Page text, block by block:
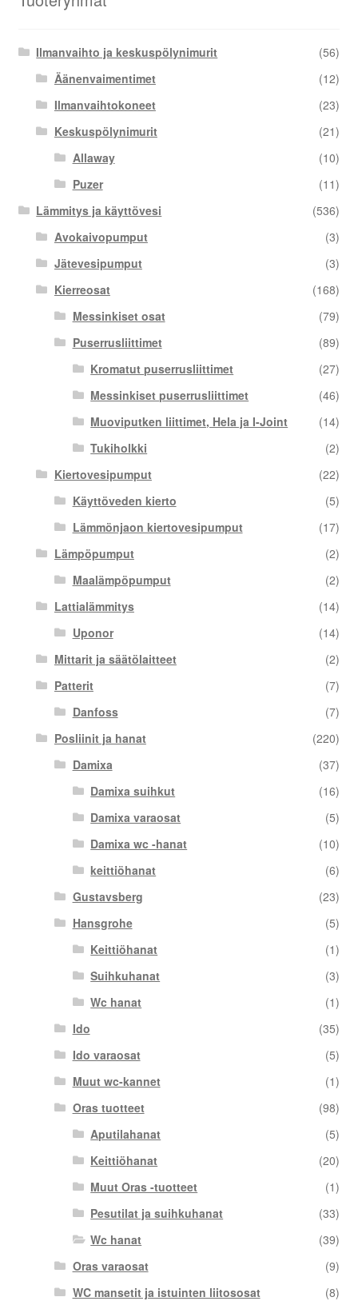
Ilmanvaihto ja keskuspölynimurit
(56)
Äänenvaimentimet
(12)
Ilmanvaihtokoneet
(23)
Keskuspölynimurit
(21)
Allaway
(10)
Puzer
(11)
Lämmitys ja käyttövesi
(536)
Avokaivopumput
(3)
Jätevesipumput
(3)
Kierreosat
(168)
Messinkiset osat
(79)
Puserrusliittimet
(89)
Kromatut puserrusliittimet
(27)
Messinkiset puserrusliittimet
(46)
Muoviputken liittimet, Hela ja I-Joint
(14)
Tukiholkki
(2)
Kiertovesipumput
(22)
Käyttöveden kierto
(5)
Lämmönjaon kiertovesipumput
(17)
Lämpöpumput
(2)
Maalämpöpumput
(2)
Lattialämmitys
(14)
Uponor
(14)
Mittarit ja säätölaitteet
(2)
Patterit
(7)
Danfoss
(7)
Posliinit ja hanat
(220)
Damixa
(37)
Damixa suihkut
(16)
Damixa varaosat
(5)
Damixa wc -hanat
(10)
keittiöhanat
(6)
Gustavsberg
(23)
Hansgrohe
(5)
Keittiöhanat
(1)
Suihkuhanat
(3)
Wc hanat
(1)
Ido
(35)
Ido varaosat
(5)
Muut wc-kannet
(1)
Oras tuotteet
(98)
Aputilahanat
(5)
Keittiöhanat
(20)
Muut Oras -tuotteet
(1)
Pesutilat ja suihkuhanat
(33)
Wc hanat
(39)
Oras varaosat
(9)
WC mansetit ja istuinten liitososat
(8)